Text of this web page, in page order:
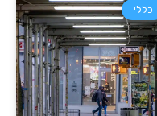
כללי